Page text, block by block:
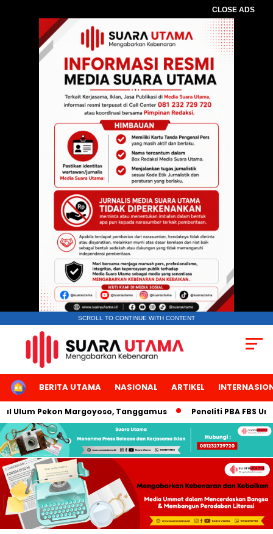
CLOSE ADS
SCROLL TO CONTINUE WITH CONTENT
HOMEBERITA UTAMA NASIONAL ARTIKEL
Ulum Pekon Margoyoso, Tanggamus Peneliti PBA FBS